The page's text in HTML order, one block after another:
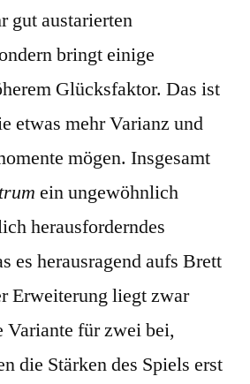
gut austarierten
bringt einige
Glücksfaktor. Das ist
etwas mehr Varianz und
mögen. Insgesamt
ein ungewöhnlich
herausforderndes
es herausragend aufs Brett
Erweiterung liegt zwar
Variante für zwei bei,
die Stärken des Spiels erst